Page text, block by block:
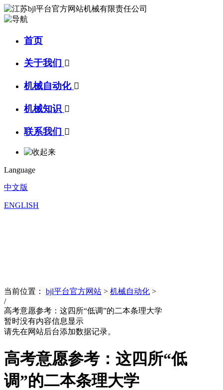
首页
关于我们 
机械自动化 
机械知识 
联系我们 
Language
中文版
ENGLISH
当前位置： bjl平台官方网站 > 机械自动化 >
/
高考意愿参考：这四所“低调”的二本条理大学
暂时没有内容信息显示
请先在网站后台添加数据记录。
高考意愿参考：这四所“低
调”的二本条理大学